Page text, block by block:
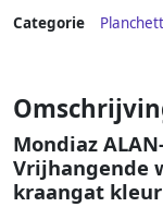
Categorie
Mondiaz
Vrijhangende
kraangat